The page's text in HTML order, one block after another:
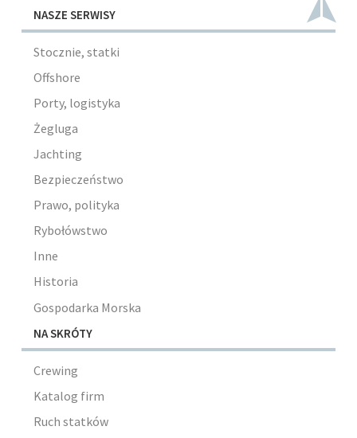
NASZE SERWISY
Stocznie, statki
Offshore
Porty, logistyka
Żegluga
Jachting
Bezpieczeństwo
Prawo, polityka
Rybołówstwo
Inne
Historia
Gospodarka Morska
NA SKRÓTY
Crewing
Katalog firm
Ruch statków